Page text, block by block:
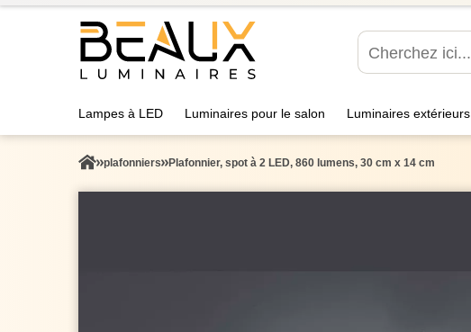
Lampes à LED Luminaires pour le salon Luminaires extérieurs
plafonniers Plafonnier, spot à 2 LED, 860 lumens, 30 cm x 14 cm